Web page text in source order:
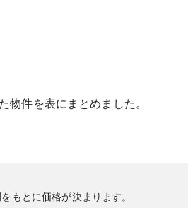
物件を表にまとめました。
もとに価格が決まります。